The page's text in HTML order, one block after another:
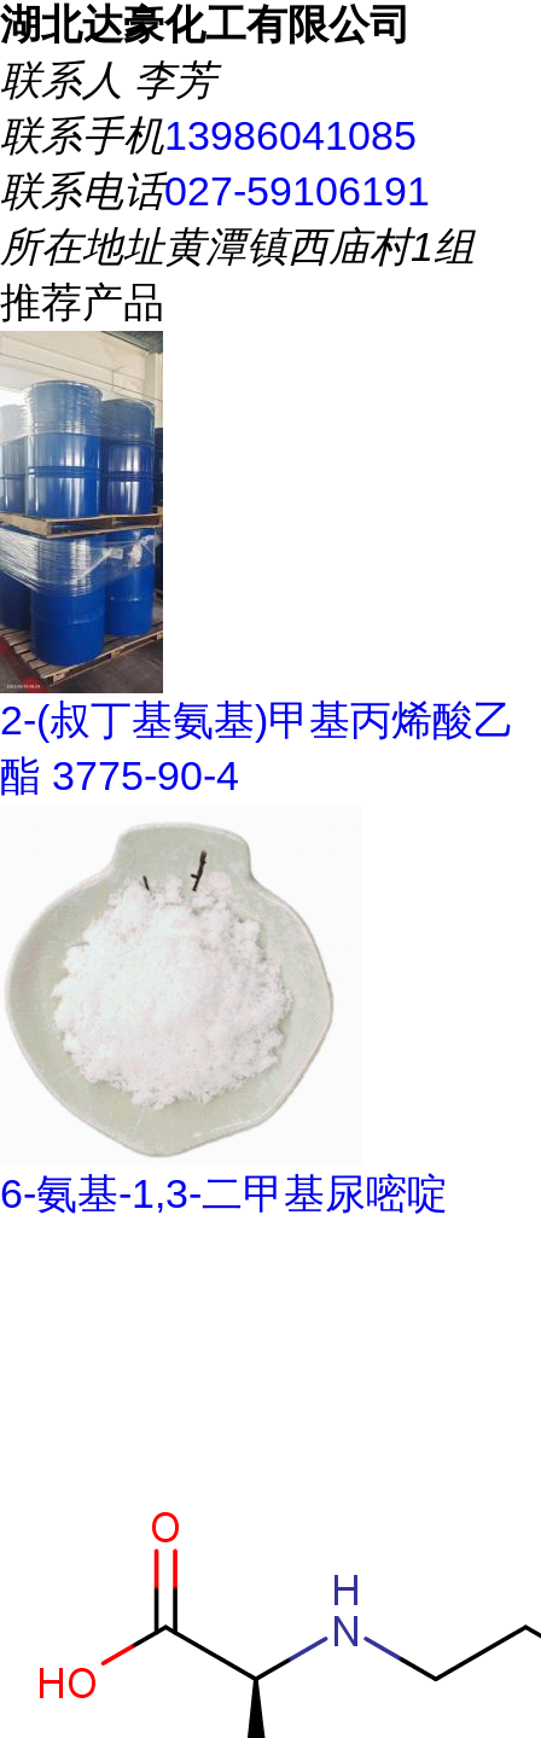
湖北达豪化工有限公司
联系人 李芳
联系手机13986041085
联系电话027-59106191
所在地址黄潭镇西庙村1组
推荐产品
2-(叔丁基氨基)甲基丙烯酸乙
酯 3775-90-4
6-氨基-1,3-二甲基尿嘧啶